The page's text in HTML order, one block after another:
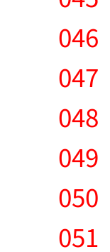
046
047
048
049
050
051